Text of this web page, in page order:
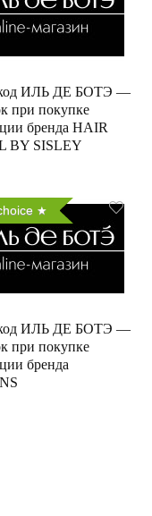
ИЛЬ ДЕ БОТЭ —
при покупке
бренда HAIR
BY SISLEY
ИЛЬ ДЕ БОТЭ —
при покупке
бренда